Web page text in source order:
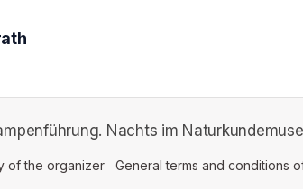
Nachts im
tab)
of the organizer (opens in a new tab)
General terms and conditions